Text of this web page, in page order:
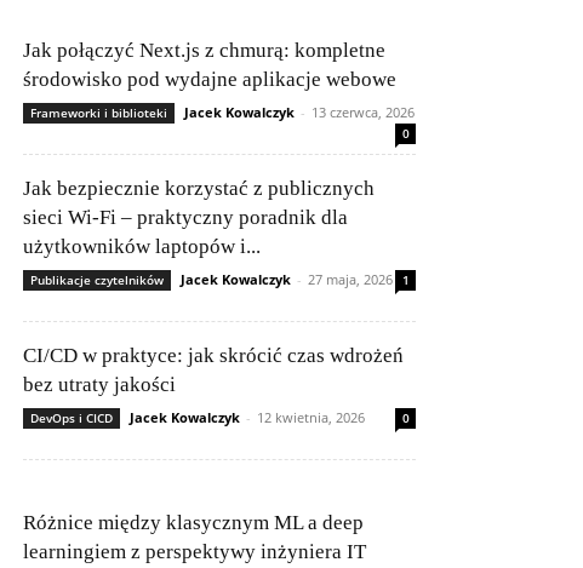
Jak połączyć Next.js z chmurą: kompletne
środowisko pod wydajne aplikacje webowe
Frameworki i biblioteki Jacek Kowalczyk - 13 czerwca, 2026
0
Jak bezpiecznie korzystać z publicznych
sieci Wi-Fi – praktyczny poradnik dla
użytkowników laptopów i...
Publikacje czytelników Jacek Kowalczyk - 27 maja, 2026 1
CI/CD w praktyce: jak skrócić czas wdrożeń
bez utraty jakości
DevOps i CICD Jacek Kowalczyk - 12 kwietnia, 2026 0
Różnice między klasycznym ML a deep
learningiem z perspektywy inżyniera IT